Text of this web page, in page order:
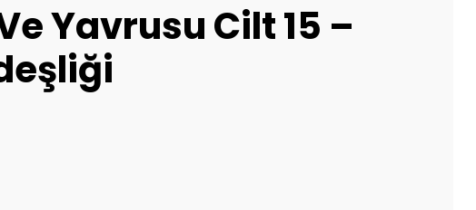
Yavrusu Cilt 15 –